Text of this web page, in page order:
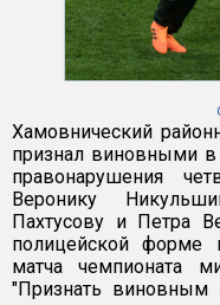
Хамовнический
признал виновными в
правонарушения
Веронику
Пахтусову и Петра
полицейской форме
матча чемпионата
"Признать виновным